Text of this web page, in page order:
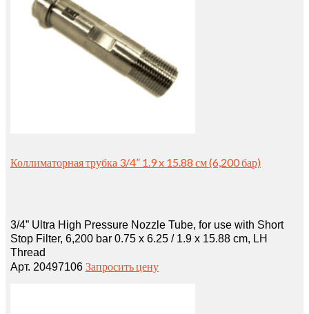
Коллиматорная трубка 3/4” 1.9 x 15.88 см (6,200 бар)
3/4” Ultra High Pressure Nozzle Tube, for use with Short
Stop Filter, 6,200 bar 0.75 x 6.25 / 1.9 x 15.88 cm, LH
Thread
Арт. 20497106 Запросить цену